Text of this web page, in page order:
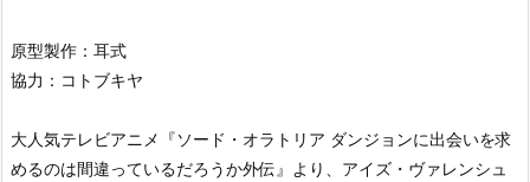
原型製作：耳式
協力：コトブキヤ
大人気テレビアニメ『ソード・オラトリア ダンジョンに出会いを求
めるのは間違っているだろうか外伝』より、アイズ・ヴァレンシュ